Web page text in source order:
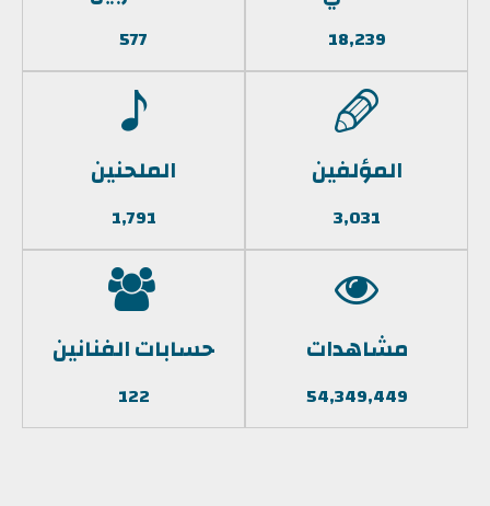
18,239
577
المؤلفين
3,031
الملحنين
1,791
مشاهدات
54,349,449
حسابات الفنانين
122